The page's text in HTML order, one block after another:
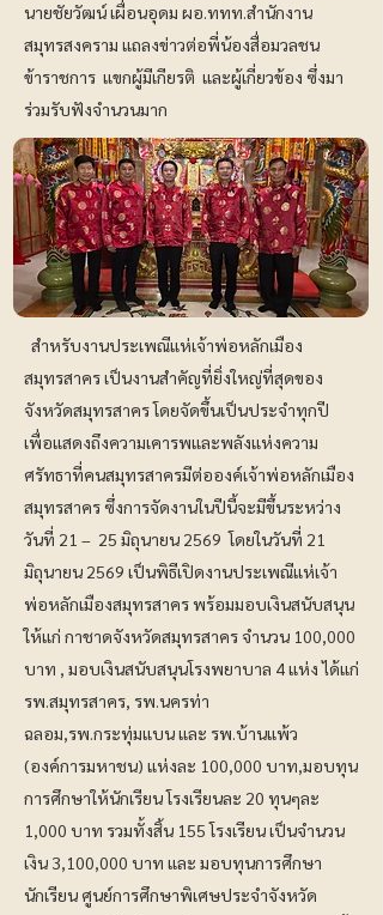
นายชัยวัฒน์ เผื่อนอุดม ผอ.ททท.สำนักงาน
สมุทรสงคราม แถลงข่าวต่อพี่น้องสื่อมวลชน
ข้าราชการ แขกผู้มีเกียรติ และผู้เกี่ยวข้อง ซึ่งมา
ร่วมรับฟังจำนวนมาก
สำหรับงานประเพณีแห่เจ้าพ่อหลักเมือง
สมุทรสาคร เป็นงานสำคัญที่ยิ่งใหญ่ที่สุดของ
จังหวัดสมุทรสาคร โดยจัดขึ้นเป็นประจำทุกปี
เพื่อแสดงถึงความเคารพและพลังแห่งความ
ศรัทธาที่คนสมุทรสาครมีต่อองค์เจ้าพ่อหลักเมือง
สมุทรสาคร ซึ่งการจัดงานในปีนี้จะมีขึ้นระหว่าง
วันที่ 21 – 25 มิถุนายน 2569 โดยในวันที่ 21
มิถุนายน 2569 เป็นพิธีเปิดงานประเพณีแห่เจ้า
พ่อหลักเมืองสมุทรสาคร พร้อมมอบเงินสนับสนุน
ให้แก่ กาชาดจังหวัดสมุทรสาคร จำนวน 100,000
บาท , มอบเงินสนับสนุนโรงพยาบาล 4 แห่ง ได้แก่
รพ.สมุทรสาคร, รพ.นครท่า
ฉลอม,รพ.กระทุ่มแบน และ รพ.บ้านแพ้ว
(องค์การมหาชน) แห่งละ 100,000 บาท,มอบทุน
การศึกษาให้นักเรียน โรงเรียนละ 20 ทุนๆละ
1,000 บาท รวมทั้งสิ้น 155 โรงเรียน เป็นจำนวน
เงิน 3,100,000 บาท และ มอบทุนการศึกษา
นักเรียน ศูนย์การศึกษาพิเศษประจำจังหวัด